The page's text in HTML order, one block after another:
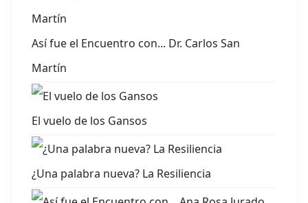
Así fue el Encuentro con... Dr. Carlos San
Martín
El vuelo de los Gansos
¿Una palabra nueva? La Resiliencia